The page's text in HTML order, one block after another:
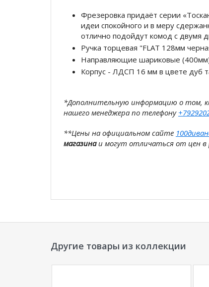
Фрезеровка придаёт серии
идеи спокойного и в меру
отлично подойдут комод с двумя
Ручка торцевая "FLAT 128мм
Направляющие шариковые
Корпус - ЛДСП 16 мм в цвете дуб
*Дополнительную информацию о том,
нашего менеджера по телефону
**Цены на официальном сайте
магазинаи могут отличаться от цен в
Другие товары из коллекции